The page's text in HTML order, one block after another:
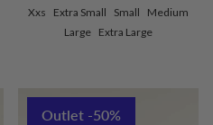
Xxs Extra Small Small
Medium
Large Extra Large
Outlet -50%